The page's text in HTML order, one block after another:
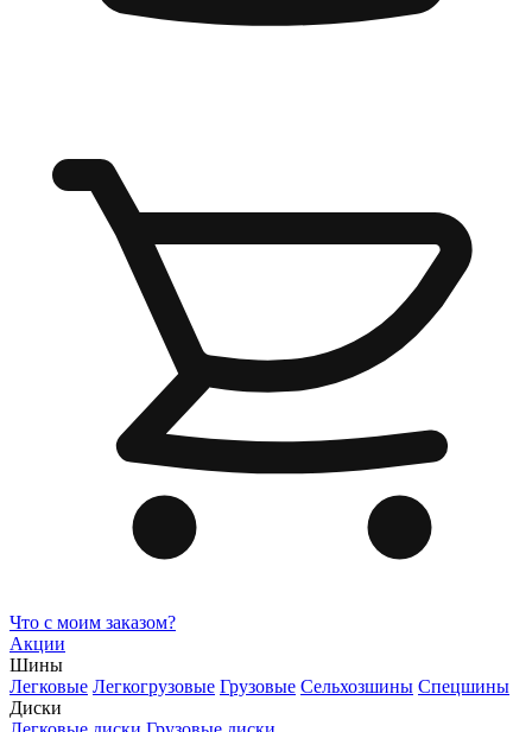
Что с моим заказом?
Акции
Шины
Легковые Легкогрузовые Грузовые Сельхозшины Спецшины
Диски